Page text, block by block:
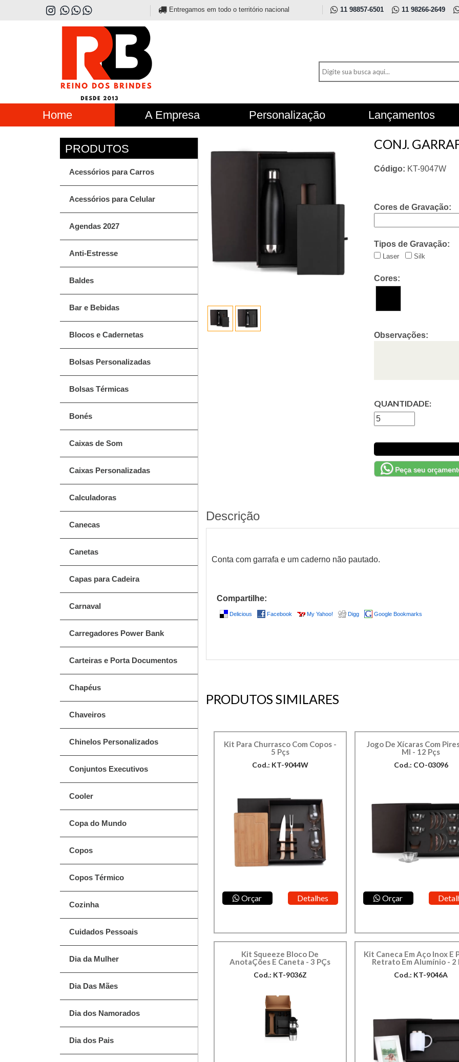
Entregamos em todo o território nacional 11 98857-6501 11 98266-2649
Home A Empresa Personalização Lançamentos
Acessórios para Carros
Acessórios para Celular
Agendas 2027
Anti-Estresse
Baldes
Bar e Bebidas
Blocos e Cadernetas
Bolsas Personalizadas
Bolsas Térmicas
Bonés
Caixas de Som
Caixas Personalizadas
Calculadoras
Canecas
Canetas
Capas para Cadeira
Carnaval
Carregadores Power Bank
Carteiras e Porta Documentos
Chapéus
Chaveiros
Chinelos Personalizados
Conjuntos Executivos
Cooler
Copa do Mundo
Copos
Copos Térmico
Cozinha
Cuidados Pessoais
Dia da Mulher
Dia Das Mães
Dia dos Namorados
Dia dos Pais
CONJ.
Código: KT-9047W
Cores de Gravação:
Tipos de Gravação:
Laser Silk
Cores:
Observações:
QUANTIDADE:
Peça seu
Descrição
Conta com garrafa e um caderno não pautado.
Compartilhe:
Delicious Facebook My Yahoo! Digg Google Bookmarks
PRODUTOS SIMILARES
Kit Para Churrasco Com Copos -
5 Pçs
Cod.: KT-9044W
Orçar Detalhes
Jogo De Xícaras Com
Ml - 12 Pçs
Cod.: CO-03096
Orçar
Kit Squeeze Bloco De
AnotaÇões E Caneta - 3 PÇs
Cod.: KT-9036Z
Kit Caneca Em Aço Inox E
Retrato Em Alumínio - 2
Cod.: KT-9046A